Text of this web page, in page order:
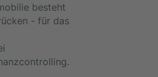
besteht
- für das